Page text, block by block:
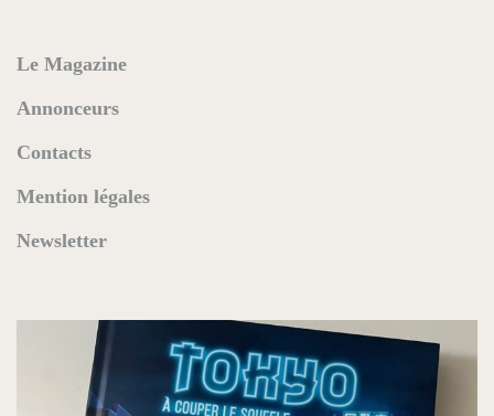
Le Magazine
Annonceurs
Contacts
Mention légales
Newsletter